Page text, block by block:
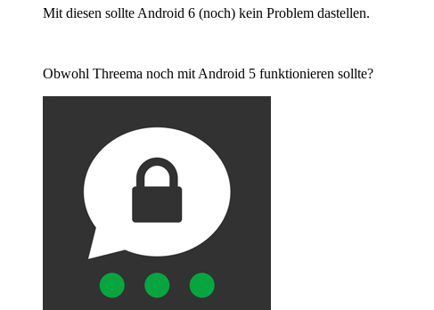
Mit diesen sollte Android 6 (noch) kein Problem dastellen.
Obwohl Threema noch mit Android 5 funktionieren sollte?